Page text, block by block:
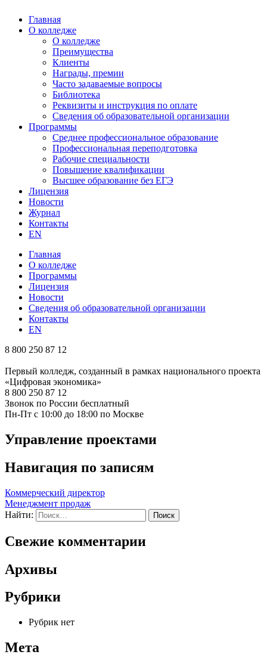
Главная
О колледже
О колледже
Преимущества
Клиенты
Награды, премии
Часто задаваемые вопросы
Библиотека
Реквизиты и инструкция по оплате
Сведения об образовательной организации
Программы
Среднее профессиональное образование
Профессиональная переподготовка
Рабочие специальности
Повышение квалификации
Высшее образование без ЕГЭ
Лицензия
Новости
Журнал
Контакты
EN
Главная
О колледже
Программы
Лицензия
Новости
Сведения об образовательной организации
Контакты
EN
8 800 250 87 12
Первый колледж, созданный в рамках национального проекта
«Цифровая экономика»
8 800 250 87 12
Звонок по России бесплатный
Пн-Пт с 10:00 до 18:00 по Москве
Управление проектами
Навигация по записям
Коммерческий директор
Менеджмент продаж
Найти:
Свежие комментарии
Архивы
Рубрики
Рубрик нет
Мета